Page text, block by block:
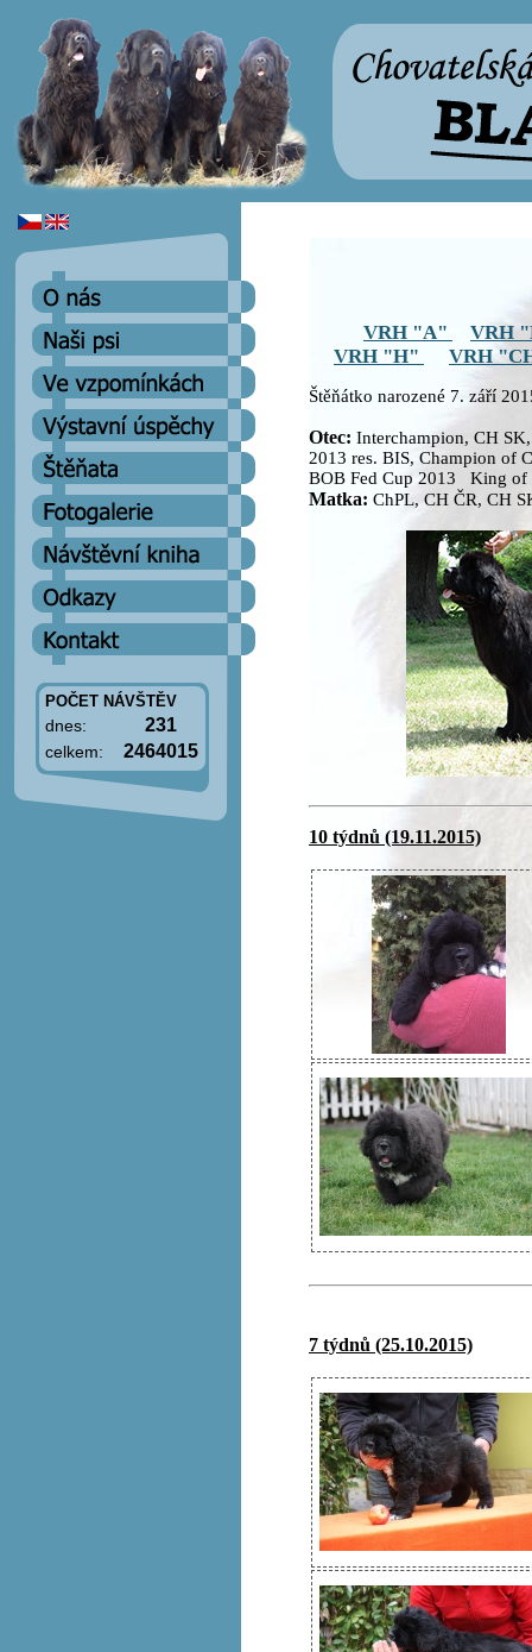
POČET NÁVŠTĚV
dnes: 231
celkem: 2464015
VRH "A"
VRH
VRH "H"
VRH
Štěňátko narozené 7. září
Otec: Interchampion, CH
2013 res. BIS, Champion of
BOB Fed Cup 2013 King of
Matka: ChPL, CH ČR, CH
10 týdnů (19.11.2015)
7 týdnů (25.10.2015)